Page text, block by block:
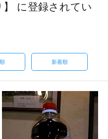
】 に登録されてい
新着順